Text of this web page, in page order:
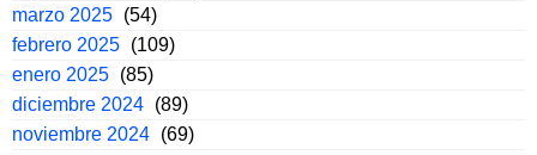
marzo 2025 (54)
febrero 2025 (109)
enero 2025 (85)
diciembre 2024 (89)
noviembre 2024 (69)